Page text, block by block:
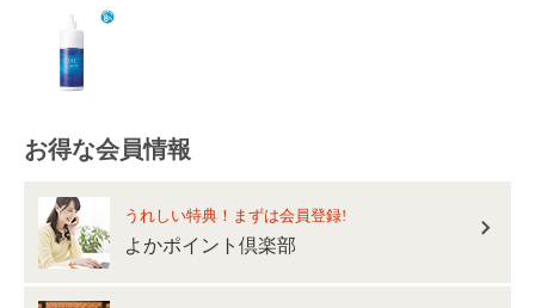
お得な会員情報
うれしい特典！まずは会員登録!
よかポイント倶楽部